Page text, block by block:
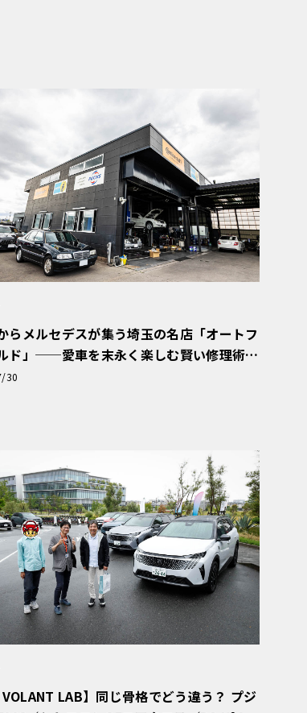
らメルセデスが集う埼玉の名店「オートフ
ド」──愛車を末永く楽しむ賢い修理術
ロがフックス製オイルを選ぶ理由〈PR〉
30
VOLANT LAB】同じ骨格でどう違う？ プジ